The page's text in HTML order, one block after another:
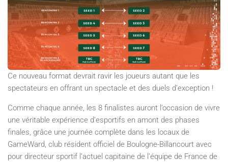
Ce nouveau format devrait ravir les joueurs autant que les
spectateurs en offrant un spectacle et des duels d’exception !
Comme chaque année, les 8 finalistes auront l’occasion de vivre
une véritable expérience d’esportifs en amont des phases
finales, grâce une journée complète dans les locaux de
GameWard, club résident officiel de Boulogne-Billancourt avec
pour directeur sportif l’actuel capitaine de l’équipe de France de